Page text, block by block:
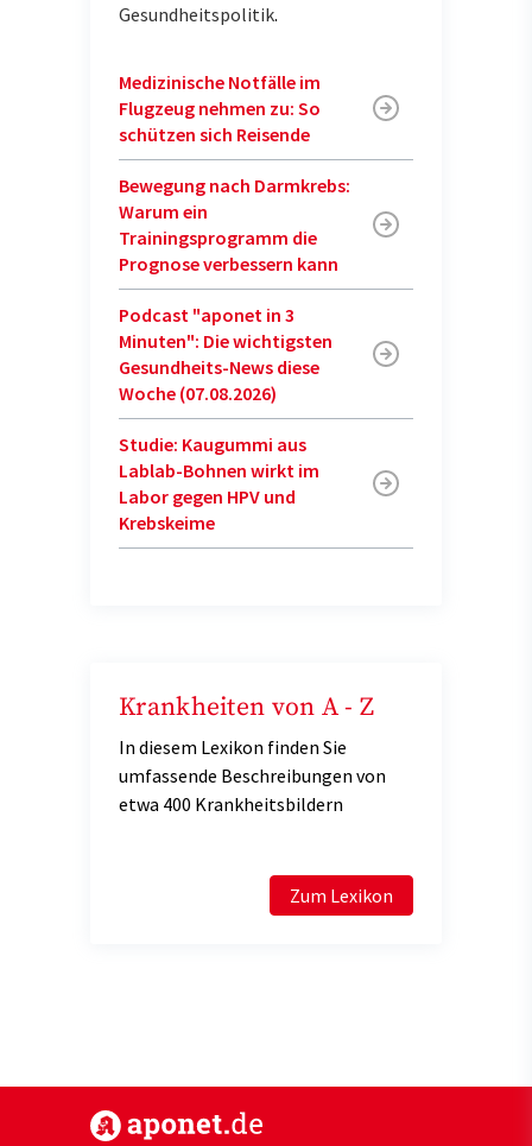
Gesundheitspolitik.
Medizinische Notfälle im
Flugzeug nehmen zu: So
schützen sich Reisende
Bewegung nach Darmkrebs:
Warum ein
Trainingsprogramm die
Prognose verbessern kann
Podcast "aponet in 3
Minuten": Die wichtigsten
Gesundheits-News diese
Woche (07.08.2026)
Studie: Kaugummi aus
Lablab-Bohnen wirkt im
Labor gegen HPV und
Krebskeime
Krankheiten von A - Z
In diesem Lexikon finden Sie
umfassende Beschreibungen von
etwa 400 Krankheitsbildern
Zum Lexikon